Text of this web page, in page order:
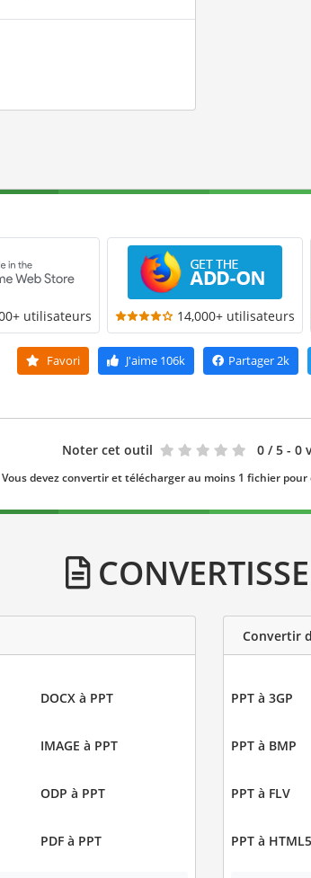
utilisateurs 14,000+ utilisateurs
Favori J'aime106k Partager2k
Noter cet outil 0 / 5 - 0
Vous devez convertir et télécharger au moins 1 fichier
DOCX à PPT
IMAGE à PPT
ODP à PPT
PDF à PPT
Convertir
PPT à 3GP
PPT à BMP
PPT à FLV
PPT à HTML5